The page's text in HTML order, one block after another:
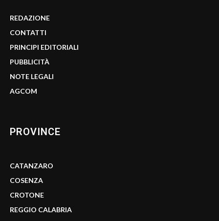
REDAZIONE
CONTATTI
PRINCIPI EDITORIALI
PUBBLICITÀ
NOTE LEGALI
AGCOM
PROVINCE
CATANZARO
COSENZA
CROTONE
REGGIO CALABRIA